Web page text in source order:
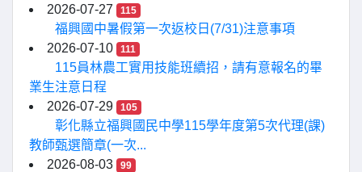
2026-07-27
115
福興國中暑假第一次返校日(7/31)注意事項
2026-07-10
111
115員林農工實用技能班續招，請有意報名的畢
業生注意日程
2026-07-29
105
彰化縣立福興國民中學115學年度第5次代理(課)
教師甄選簡章(一次...
2026-08-03
99